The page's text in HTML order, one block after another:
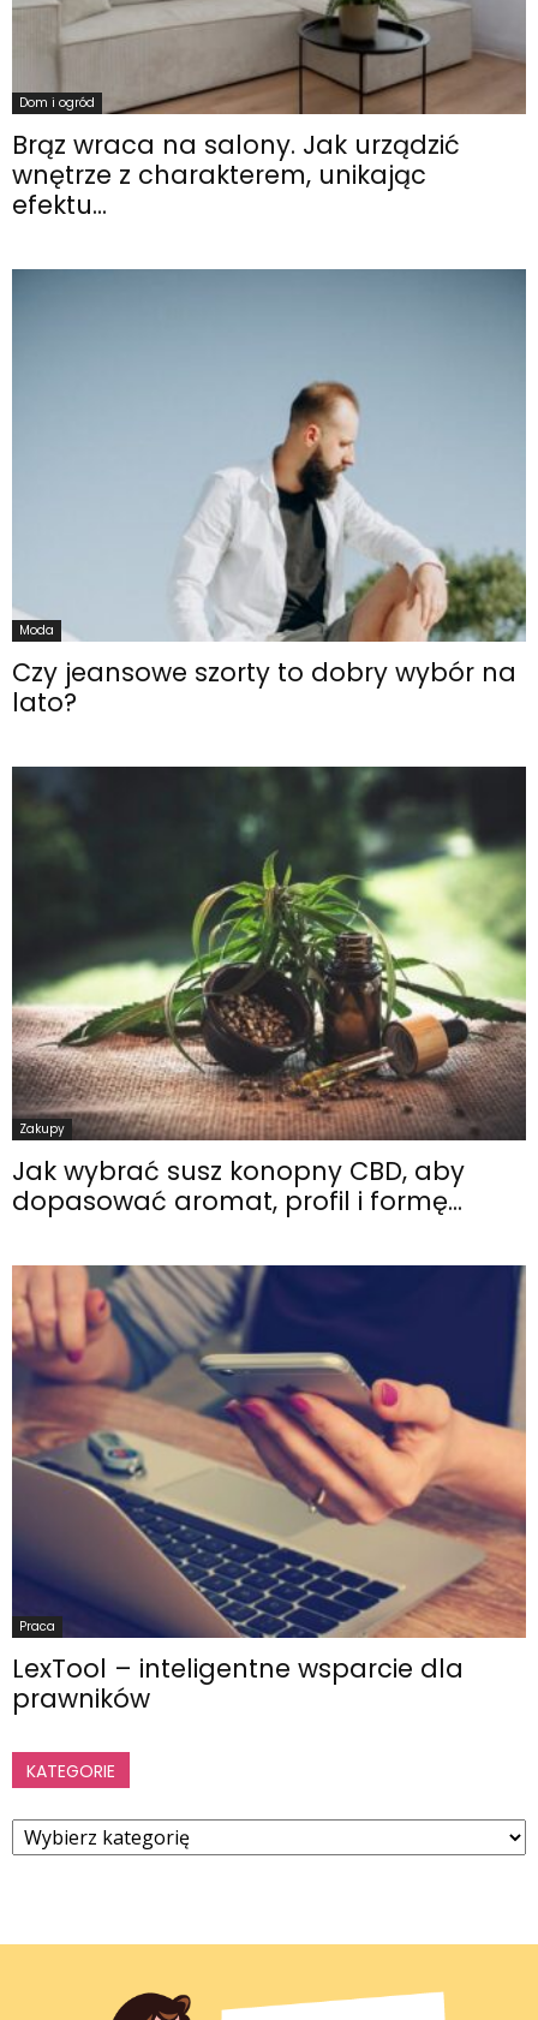
Dom i ogród
Brąz wraca na salony. Jak urządzić
wnętrze z charakterem, unikając
efektu...
Moda
Czy jeansowe szorty to dobry wybór na
lato?
Zakupy
Jak wybrać susz konopny CBD, aby
dopasować aromat, profil i formę...
Praca
LexTool – inteligentne wsparcie dla
prawników
KATEGORIE
Kategorie